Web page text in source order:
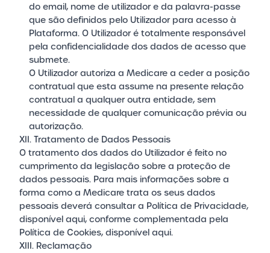
do email, nome de utilizador e da palavra-passe
que são definidos pelo Utilizador para acesso à
Plataforma. O Utilizador é totalmente responsável
pela confidencialidade dos dados de acesso que
submete.
O Utilizador autoriza a Medicare a ceder a posição
contratual que esta assume na presente relação
contratual a qualquer outra entidade, sem
necessidade de qualquer comunicação prévia ou
autorização.
XII. Tratamento de Dados Pessoais
O tratamento dos dados do Utilizador é feito no
cumprimento da legislação sobre a proteção de
dados pessoais. Para mais informações sobre a
forma como a Medicare trata os seus dados
pessoais deverá consultar a Política de Privacidade,
disponível aqui, conforme complementada pela
Política de Cookies, disponível aqui.
XIII. Reclamação